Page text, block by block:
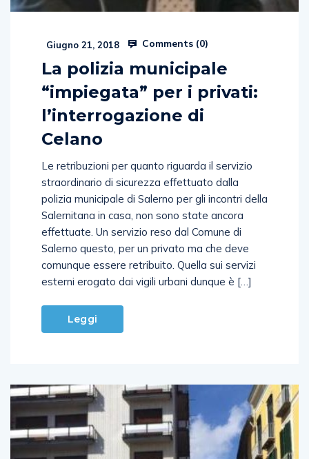
Giugno 21, 2018 Comments (0)
La polizia municipale
“impiegata” per i privati:
l’interrogazione di
Celano
Le retribuzioni per quanto riguarda il servizio
straordinario di sicurezza effettuato dalla
polizia municipale di Salerno per gli incontri della
Salernitana in casa, non sono state ancora
effettuate. Un servizio reso dal Comune di
Salerno questo, per un privato ma che deve
comunque essere retribuito. Quella sui servizi
esterni erogato dai vigili urbani dunque è […]
Leggi